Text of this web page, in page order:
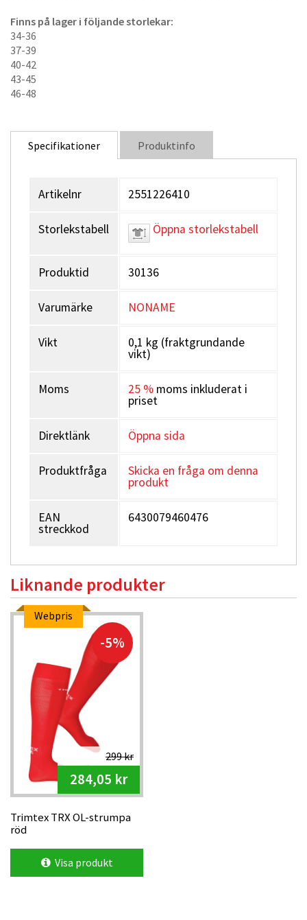
Finns på lager i följande storlekar:
34-36
37-39
40-42
43-45
46-48
Specifikationer Produktinfo
Artikelnr 2551226410
Storlekstabell Öppna storlekstabell
Produktid 30136
Varumärke NONAME
Vikt 0,1 kg (fraktgrundande
vikt)
Moms 25 % moms inkluderat i
priset
Direktlänk Öppna sida
Produktfråga Skicka en fråga om denna
produkt
EAN
streckkod
6430079460476
Liknande produkter
Webpris
-5%
299 kr
284,05 kr
Trimtex TRX OL-strumpa
röd
Visa produkt